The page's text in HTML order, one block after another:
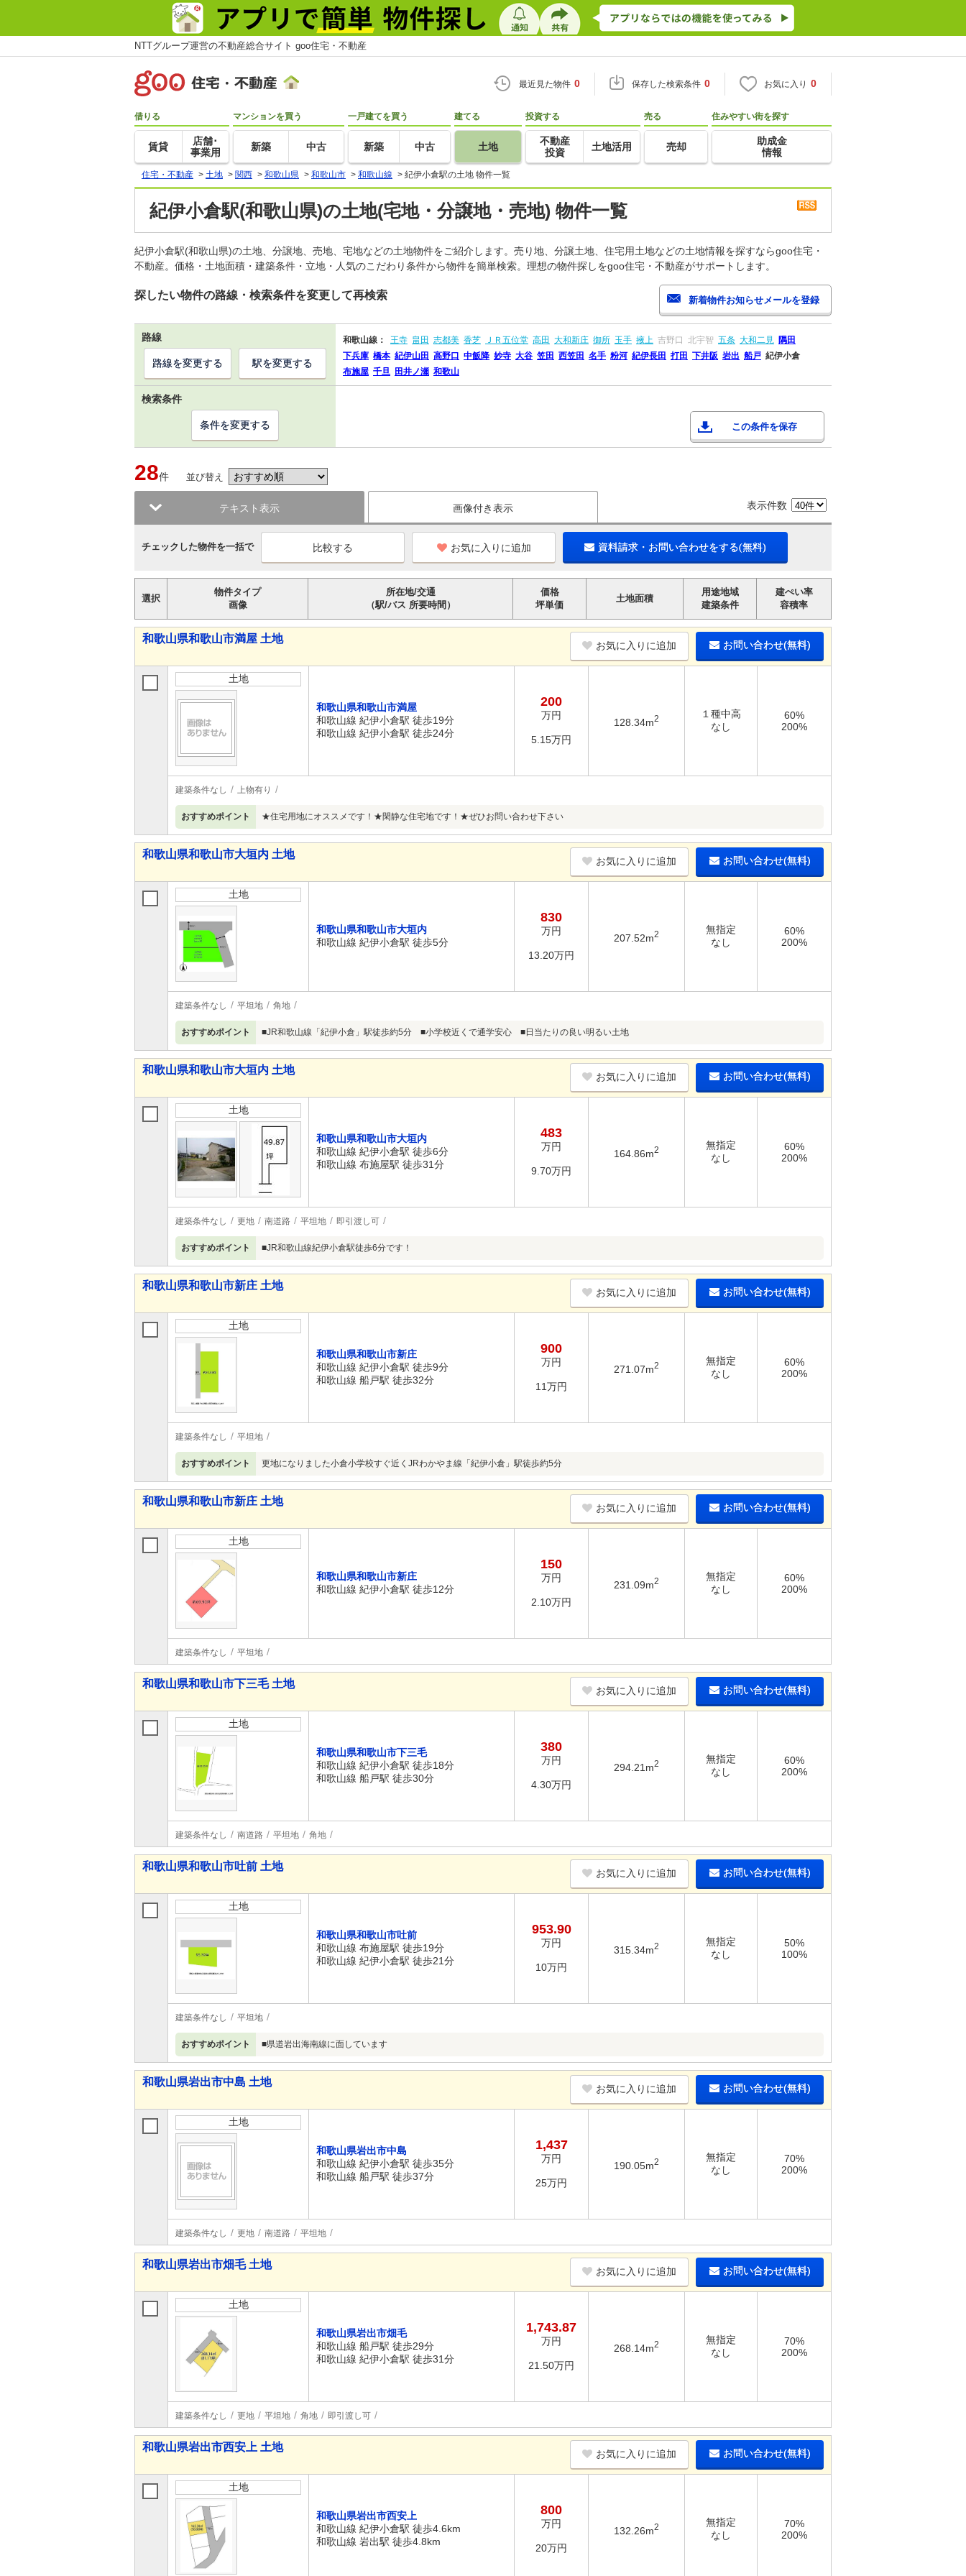
NTTグループ運営の不動産総合サイト goo住宅・不動産
最近見た物件 0 保存した検索条件 0 お気に入り 0
借りる
賃貸
店舗･
事業用
マンションを買う
新築 中古
一戸建てを買う
新築 中古
建てる
土地
投資する
不動産
投資
土地活用
売る
売却
住みやすい街を探す
助成金
情報
住宅・不動産 > 土地 > 関西 > 和歌山県 > 和歌山市 > 和歌山線 > 紀伊小倉駅の土地 物件一覧
紀伊小倉駅(和歌山県)の土地(宅地・分譲地・売地) 物件一覧
紀伊小倉駅(和歌山県)の土地、分譲地、売地、宅地などの土地物件をご紹介します。売り地、分譲土地、住宅用土地などの土地情報を探すならgoo住宅・
不動産。価格・土地面積・建築条件・立地・人気のこだわり条件から物件を簡単検索。理想の物件探しをgoo住宅・不動産がサポートします。
探したい物件の路線・検索条件を変更して再検索
路線 和歌山線： 王寺 畠田 志都美 香芝 ＪＲ五位堂 高田 大和新庄 御所 玉手 掖上 吉野口 北宇智 五条 大和二見 隅田
下兵庫 橋本 紀伊山田 高野口 中飯降 妙寺 大谷 笠田 西笠田 名手 粉河 紀伊長田 打田 下井阪 岩出 船戸 紀伊小倉
布施屋 千旦 田井ノ瀬 和歌山
路線を変更する 駅を変更する
検索条件
この条件を保存
条件を変更する
28件 並び替え
テキスト表示 画像付き表示 表示件数
チェックした物件を一括で お気に入りに追加 資料請求・お問い合わせをする(無料)
選択
物件タイプ
画像
所在地/交通
（駅/バス 所要時間）
価格
坪単価
土地面積
用途地域
建築条件
建ぺい率
容積率
和歌山県和歌山市満屋 土地
お気に入りに追加 お問い合わせ(無料)
土地
和歌山県和歌山市満屋
和歌山線 紀伊小倉駅 徒歩19分
和歌山線 紀伊小倉駅 徒歩24分
200
万円
5.15万円
128.34m2
１種中高
なし
60%
200%
建築条件なし 上物有り
おすすめポイント ★住宅用地にオススメです！★閑静な住宅地です！★ぜひお問い合わせ下さい
和歌山県和歌山市大垣内 土地
お気に入りに追加 お問い合わせ(無料)
土地
和歌山県和歌山市大垣内
和歌山線 紀伊小倉駅 徒歩5分
830
万円
13.20万円
207.52m2
無指定
なし
60%
200%
建築条件なし 平坦地 角地
おすすめポイント ■JR和歌山線「紀伊小倉」駅徒歩約5分 ■小学校近くで通学安心 ■日当たりの良い明るい土地
和歌山県和歌山市大垣内 土地
お気に入りに追加 お問い合わせ(無料)
土地
和歌山県和歌山市大垣内
和歌山線 紀伊小倉駅 徒歩6分
和歌山線 布施屋駅 徒歩31分
483
万円
9.70万円
164.86m2
無指定
なし
60%
200%
建築条件なし 更地 南道路 平坦地 即引渡し可
おすすめポイント ■JR和歌山線紀伊小倉駅徒歩6分です！
和歌山県和歌山市新庄 土地
お気に入りに追加 お問い合わせ(無料)
土地
和歌山県和歌山市新庄
和歌山線 紀伊小倉駅 徒歩9分
和歌山線 船戸駅 徒歩32分
900
万円
11万円
271.07m2
無指定
なし
60%
200%
建築条件なし 平坦地
おすすめポイント 更地になりました小倉小学校すぐ近くJRわかやま線「紀伊小倉」駅徒歩約5分
和歌山県和歌山市新庄 土地
お気に入りに追加 お問い合わせ(無料)
土地
和歌山県和歌山市新庄
和歌山線 紀伊小倉駅 徒歩12分
150
万円
2.10万円
231.09m2
無指定
なし
60%
200%
建築条件なし 平坦地
和歌山県和歌山市下三毛 土地
お気に入りに追加 お問い合わせ(無料)
土地
和歌山県和歌山市下三毛
和歌山線 紀伊小倉駅 徒歩18分
和歌山線 船戸駅 徒歩30分
380
万円
4.30万円
294.21m2
無指定
なし
60%
200%
建築条件なし 南道路 平坦地 角地
和歌山県和歌山市吐前 土地
お気に入りに追加 お問い合わせ(無料)
土地
和歌山県和歌山市吐前
和歌山線 布施屋駅 徒歩19分
和歌山線 紀伊小倉駅 徒歩21分
953.90
万円
10万円
315.34m2
無指定
なし
50%
100%
建築条件なし 平坦地
おすすめポイント ■県道岩出海南線に面しています
和歌山県岩出市中島 土地
お気に入りに追加 お問い合わせ(無料)
土地
和歌山県岩出市中島
和歌山線 紀伊小倉駅 徒歩35分
和歌山線 船戸駅 徒歩37分
1,437
万円
25万円
190.05m2
無指定
なし
70%
200%
建築条件なし 更地 南道路 平坦地
和歌山県岩出市畑毛 土地
お気に入りに追加 お問い合わせ(無料)
土地
和歌山県岩出市畑毛
和歌山線 船戸駅 徒歩29分
和歌山線 紀伊小倉駅 徒歩31分
1,743.87
万円
21.50万円
268.14m2
無指定
なし
70%
200%
建築条件なし 更地 平坦地 角地 即引渡し可
和歌山県岩出市西安上 土地
お気に入りに追加 お問い合わせ(無料)
土地
和歌山県岩出市西安上
和歌山線 紀伊小倉駅 徒歩4.6km
和歌山線 岩出駅 徒歩4.8km
800
万円
20万円
132.26m2
無指定
なし
70%
200%